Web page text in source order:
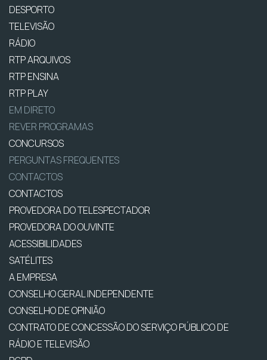
DESPORTO
TELEVISÃO
RÁDIO
RTP ARQUIVOS
RTP ENSINA
RTP PLAY
EM DIRETO
REVER PROGRAMAS
CONCURSOS
PERGUNTAS FREQUENTES
CONTACTOS
CONTACTOS
PROVEDORA DO TELESPECTADOR
PROVEDORA DO OUVINTE
ACESSIBILIDADES
SATÉLITES
A EMPRESA
CONSELHO GERAL INDEPENDENTE
CONSELHO DE OPINIÃO
CONTRATO DE CONCESSÃO DO SERVIÇO PÚBLICO DE
RÁDIO E TELEVISÃO